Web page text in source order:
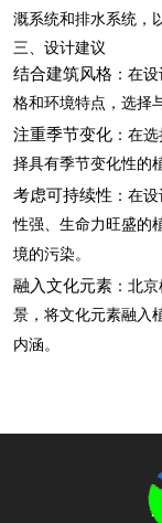
溉系统和排水系统，
三、设计建议
结合建筑风格 ：在
格和环境特点，选择
注重季节变化 ：在
择具有季节变化性的
考虑可持续性 ：在
性强、生命力旺盛的
境的污染。
融入文化元素 ：北
景，将文化元素融入
内涵。